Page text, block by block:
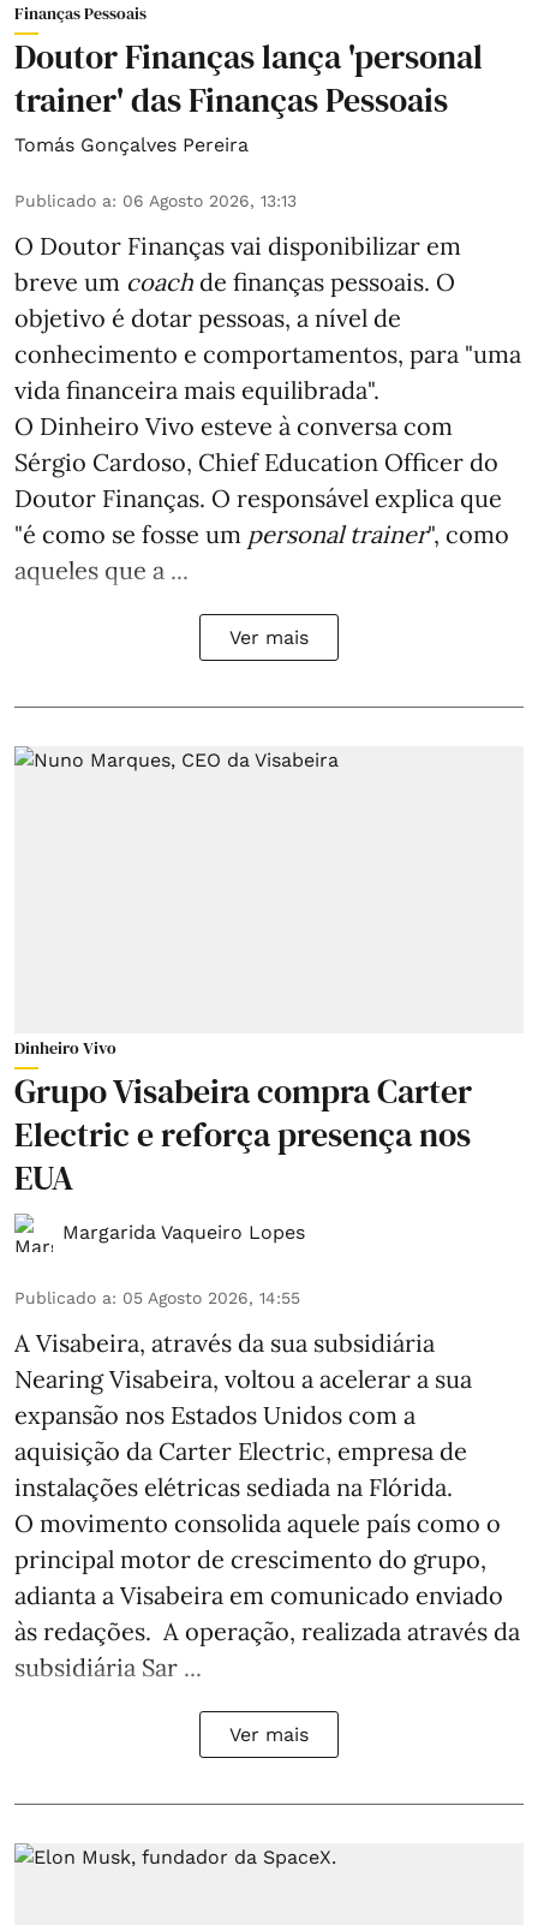
Finanças Pessoais
Doutor Finanças lança 'personal
trainer' das Finanças Pessoais
Tomás Gonçalves Pereira
Publicado a: 06 Agosto 2026, 13:13
O Doutor Finanças vai disponibilizar em
breve um coach de finanças pessoais. O
objetivo é dotar pessoas, a nível de
conhecimento e comportamentos, para "uma
vida financeira mais equilibrada".
O Dinheiro Vivo esteve à conversa com
Sérgio Cardoso, Chief Education Officer do
Doutor Finanças. O responsável explica que
"é como se fosse um personal trainer", como
aqueles que a ...
Ver mais
Dinheiro Vivo
Grupo Visabeira compra Carter
Electric e reforça presença nos
EUA
Margarida Vaqueiro Lopes
Publicado a: 05 Agosto 2026, 14:55
A Visabeira, através da sua subsidiária
Nearing Visabeira, voltou a acelerar a sua
expansão nos Estados Unidos com a
aquisição da Carter Electric, empresa de
instalações elétricas sediada na Flórida.
O movimento consolida aquele país como o
principal motor de crescimento do grupo,
adianta a Visabeira em comunicado enviado
às redações. A operação, realizada através da
subsidiária Sar ...
Ver mais